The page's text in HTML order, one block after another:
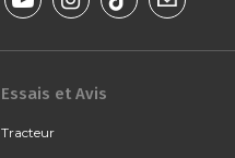
Essais et Avis
Tracteur